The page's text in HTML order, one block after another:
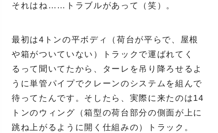
それはね……トラブルがあって（笑）。
最初は4トンの平ボディ（荷台が平らで、屋根
や箱がついていない）トラックで運ばれてく
るって聞いてたから、ターレを吊り降ろせるよ
うに単管パイプでクレーンのシステムを組んで
待ってたんです。そしたら、実際に来たのは14
トンのウィング（箱型の荷台部分の側面が上に
跳ね上がるように開く仕組みの）トラック。